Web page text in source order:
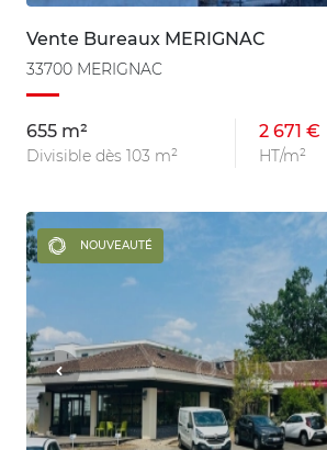
Vente Bureaux MERIGNAC
33700 MERIGNAC
655 m²
Divisible dès 103 m²
2 671 €
HT/m²
NOUVEAUTÉ